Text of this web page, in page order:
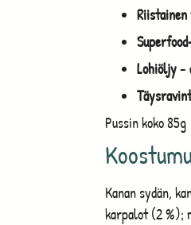
Lohiöljy–
Pussin koko 85g
Kanan sydän,
karpalot (2 %);